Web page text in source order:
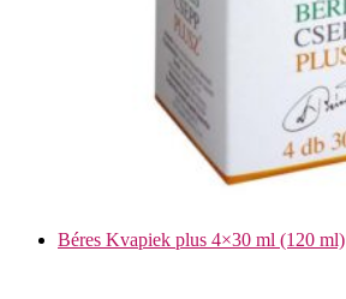
Béres Kvapiek plus 4×30 ml (120 ml)